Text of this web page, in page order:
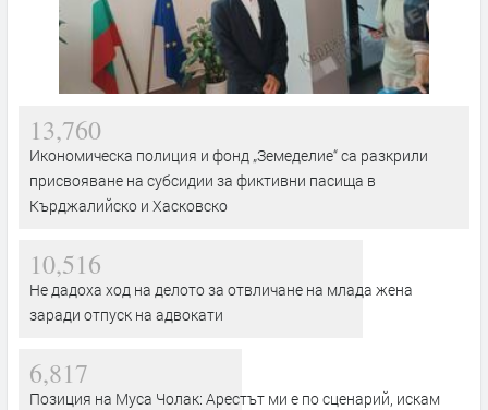
13,760
Икономическа полиция и фонд „Земеделие“ са разкрили
присвояване на субсидии за фиктивни пасища в
Кърджалийско и Хасковско
10,516
Не дадоха ход на делото за отвличане на млада жена
заради отпуск на адвокати
6,817
Позиция на Муса Чолак: Арестът ми е по сценарий, искам